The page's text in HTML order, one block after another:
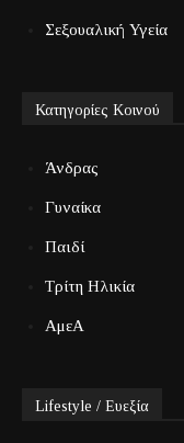
Σεξουαλική Υγεία
Κατηγορίες Κοινού
Άνδρας
Γυναίκα
Παιδί
Τρίτη Ηλικία
ΑμεΑ
Lifestyle / Ευεξία